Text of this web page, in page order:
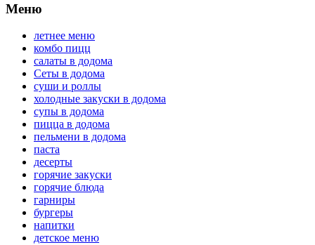
Меню
летнее меню
комбо пицц
салаты в додома
Сеты в додома
суши и роллы
холодные закуски в додома
супы в додома
пицца в додома
пельмени в додома
паста
десерты
горячие закуски
горячие блюда
гарниры
бургеры
напитки
детское меню